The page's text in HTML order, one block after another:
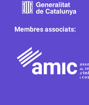
Membres associats: